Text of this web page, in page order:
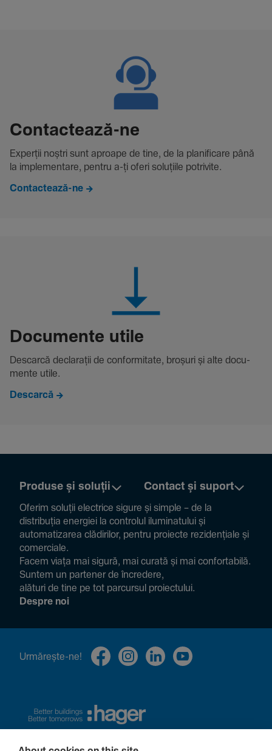
Contac­tează-ne
Experții noștri sunt aproape de tine, de la plani­fi­care până
la imple­men­tare, pentru a-ți oferi solu­țiile potri­vite.
Contactează-ne
Docu­mente utile
Descarcă decla­rații de conformitate, broșuri și alte docu­
mente utile.
Descarcă
Produse și soluții Contact și suport
Oferim soluții electrice sigure și simple – de la
distribuția energiei la controlul ilumi­na­tului și
auto­ma­ti­zarea clădi­rilor, pentru proiecte rezi­den­țiale și
comer­ciale.
Facem viața mai sigură, mai curată și mai confor­ta­bilă.
Suntem un partener de încre­dere,
alături de tine pe tot parcursul proiec­tului.
Despre noi
Urmă­rește-ne!